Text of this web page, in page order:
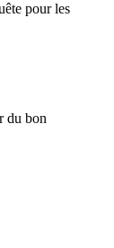
pour les
du bon